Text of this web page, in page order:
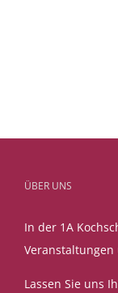
ÜBER UNS
In der 1A
Veranstaltungen
Lassen Sie uns